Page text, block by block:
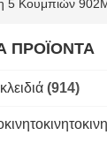
ΠΡΟΪΌΝΤΑ
(914)